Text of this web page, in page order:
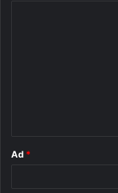
Ad *